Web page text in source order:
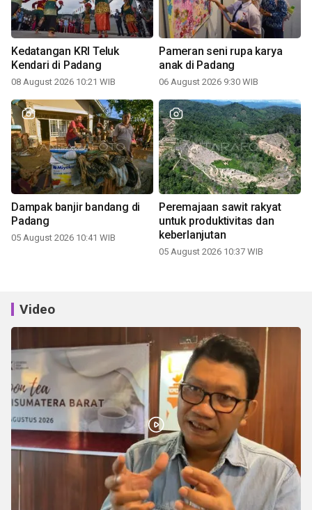
Kedatangan KRI Teluk
Kendari di Padang
08 August 2026 10:21 WIB
Pameran seni rupa karya
anak di Padang
06 August 2026 9:30 WIB
Dampak banjir bandang di
Padang
05 August 2026 10:41 WIB
Peremajaan sawit rakyat
untuk produktivitas dan
keberlanjutan
05 August 2026 10:37 WIB
Video